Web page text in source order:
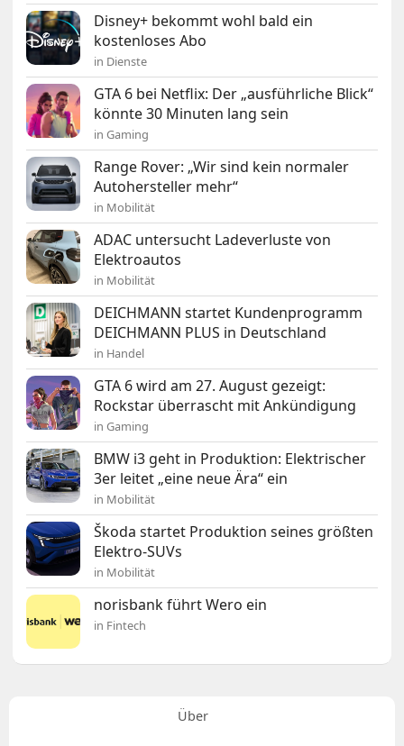
Disney+ bekommt wohl bald ein
kostenloses Abo
in Dienste
GTA 6 bei Netflix: Der „ausführliche Blick“
könnte 30 Minuten lang sein
in Gaming
Range Rover: „Wir sind kein normaler
Autohersteller mehr“
in Mobilität
ADAC untersucht Ladeverluste von
Elektroautos
in Mobilität
DEICHMANN startet Kundenprogramm
DEICHMANN PLUS in Deutschland
in Handel
GTA 6 wird am 27. August gezeigt:
Rockstar überrascht mit Ankündigung
in Gaming
BMW i3 geht in Produktion: Elektrischer
3er leitet „eine neue Ära“ ein
in Mobilität
Škoda startet Produktion seines größten
Elektro-SUVs
in Mobilität
norisbank führt Wero ein
in Fintech
Über